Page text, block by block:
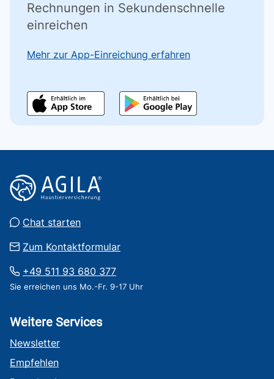
Rechnungen in Sekundenschnelle
einreichen
Mehr zur App-Einreichung erfahren